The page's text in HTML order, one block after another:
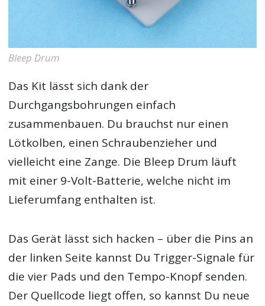
Bleep Drum
Das Kit lässt sich dank der
Durchgangsbohrungen einfach
zusammenbauen. Du brauchst nur einen
Lötkolben, einen Schraubenzieher und
vielleicht eine Zange. Die Bleep Drum läuft
mit einer 9-Volt-Batterie, welche nicht im
Lieferumfang enthalten ist.
Das Gerät lässt sich hacken – über die Pins an
der linken Seite kannst Du Trigger-Signale für
die vier Pads und den Tempo-Knopf senden.
Der Quellcode liegt offen, so kannst Du neue